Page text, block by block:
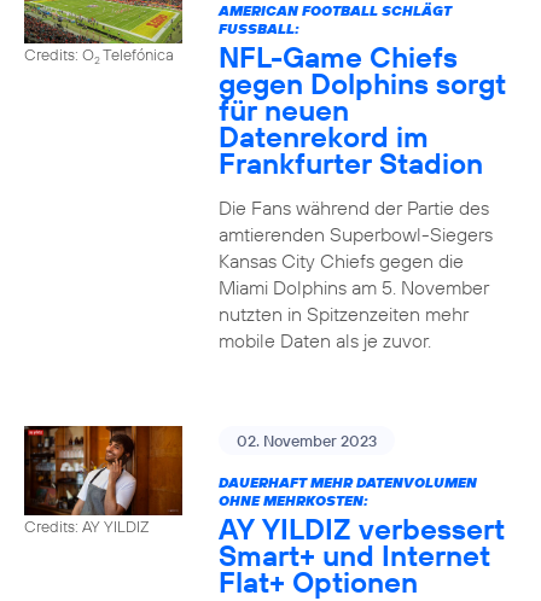
Credits: O2Telefónica
AMERICAN FOOTBALL SCHLÄGT
FUSSBALL:
NFL-Game Chiefs
gegen Dolphins sorgt
für neuen
Datenrekord im
Frankfurter Stadion
Die Fans während der Partie des
amtierenden Superbowl-Siegers
Kansas City Chiefs gegen die
Miami Dolphins am 5. November
nutzten in Spitzenzeiten mehr
mobile Daten als je zuvor.
Credits: AY YILDIZ
02. November 2023
DAUERHAFT MEHR DATENVOLUMEN
OHNE MEHRKOSTEN:
AY YILDIZ verbessert
Smart+ und Internet
Flat+ Optionen